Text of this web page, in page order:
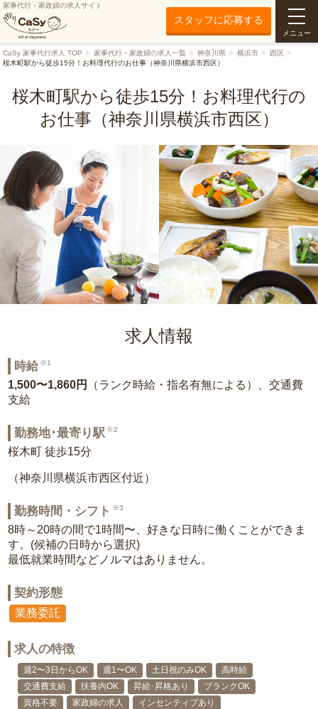
家事代行・家政婦の求人サイト
スタッフに応募する
メニュー
CaSy 家事代行求人 TOP 家事代行・家政婦の求人一覧 神奈川県 横浜市
西区
桜木町駅から徒歩15分！お料理代行のお仕事（神奈川県横浜市西区）
桜木町駅から徒歩15分！お料理代行の
お仕事（神奈川県横浜市西区）
求人情報
時給 ※1
1,500〜1,860円
（ランク時給・指名有無による）、交通費
支給
勤務地･最寄り駅 ※2
桜木町 徒歩15分
（神奈川県横浜市西区付近）
勤務時間・シフト ※3
8時～20時の間で1時間〜、好きな日時に働くことができま
す。(候補の日時から選択)
最低就業時間などノルマはありません。
契約形態
業務委託
求人の特徴
週2〜3日からOK 週1〜OK 土日祝のみOK
高時給
交通費支給
扶養内OK 昇給･昇格あり
ブランクOK
資格不要
家政婦の求人 インセンティブあり